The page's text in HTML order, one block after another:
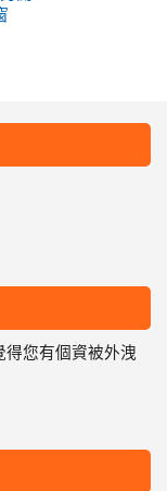
您有個資被外洩